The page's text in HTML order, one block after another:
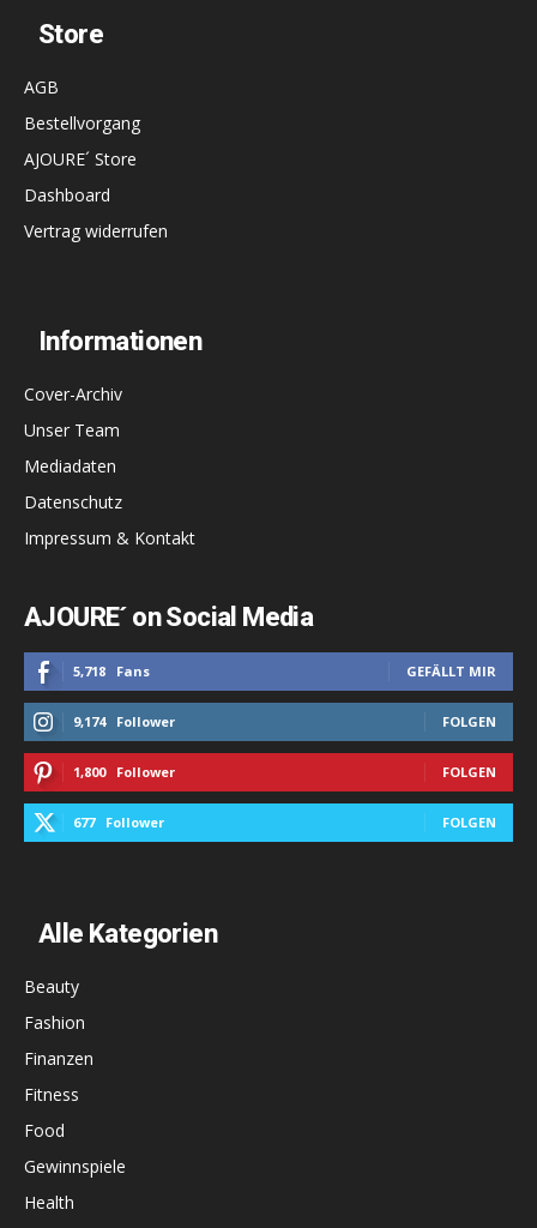
Store
AGB
Bestellvorgang
AJOURE´ Store
Dashboard
Vertrag widerrufen
Informationen
Cover-Archiv
Unser Team
Mediadaten
Datenschutz
Impressum & Kontakt
AJOURE´ on Social Media
5,718 Fans GEFÄLLT MIR
9,174 Follower FOLGEN
1,800 Follower FOLGEN
677 Follower FOLGEN
Alle Kategorien
Beauty
Fashion
Finanzen
Fitness
Food
Gewinnspiele
Health